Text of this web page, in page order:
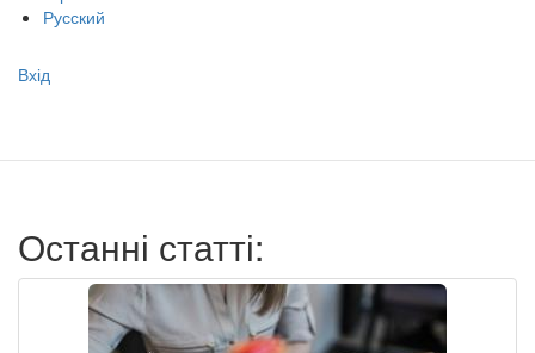
Русский
Меню
записи
Вхід
Останні статті: